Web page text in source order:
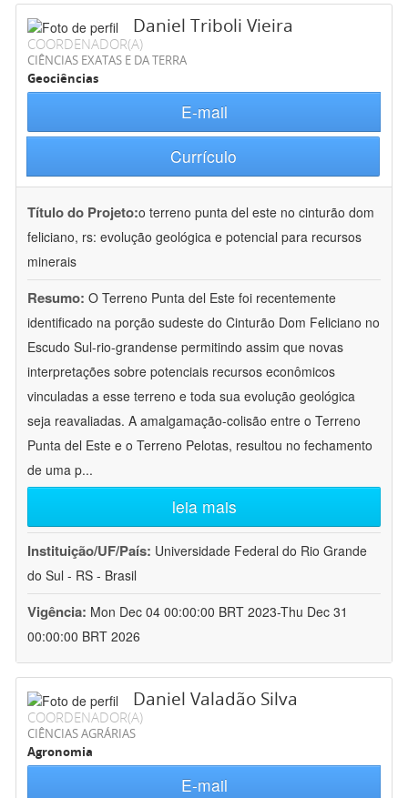
Daniel Triboli Vieira
COORDENADOR(A)
CIÊNCIAS EXATAS E DA TERRA
Geociências
E-mail
Currículo
Título do Projeto:o terreno punta del este no cinturão dom
feliciano, rs: evolução geológica e potencial para recursos
minerais
Resumo: O Terreno Punta del Este foi recentemente
identificado na porção sudeste do Cinturão Dom Feliciano no
Escudo Sul-rio-grandense permitindo assim que novas
interpretações sobre potenciais recursos econômicos
vinculadas a esse terreno e toda sua evolução geológica
seja reavaliadas. A amalgamação-colisão entre o Terreno
Punta del Este e o Terreno Pelotas, resultou no fechamento
de uma p...
leia mais
Instituição/UF/País: Universidade Federal do Rio Grande
do Sul - RS - Brasil
Vigência: Mon Dec 04 00:00:00 BRT 2023-Thu Dec 31
00:00:00 BRT 2026
Daniel Valadão Silva
COORDENADOR(A)
CIÊNCIAS AGRÁRIAS
Agronomia
E-mail